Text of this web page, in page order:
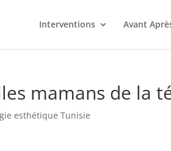
Interventions Avant
mamans de la
esthétique Tunisie